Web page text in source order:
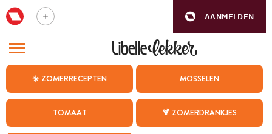
AANMELDEN
☀️ ZOMERRECEPTEN MOSSELEN
TOMAAT 🍹 ZOMERDRANKJES
BEZOEK ONZE ANDERE WEBSITES
WEEKMENU